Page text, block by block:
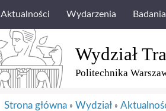
Aktualności Wydarzenia
Wydział
Politechnika
Strona główna » Wydział »